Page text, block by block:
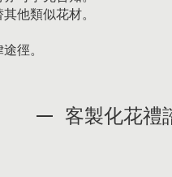
他類似花材。
徑。
客製化花禮